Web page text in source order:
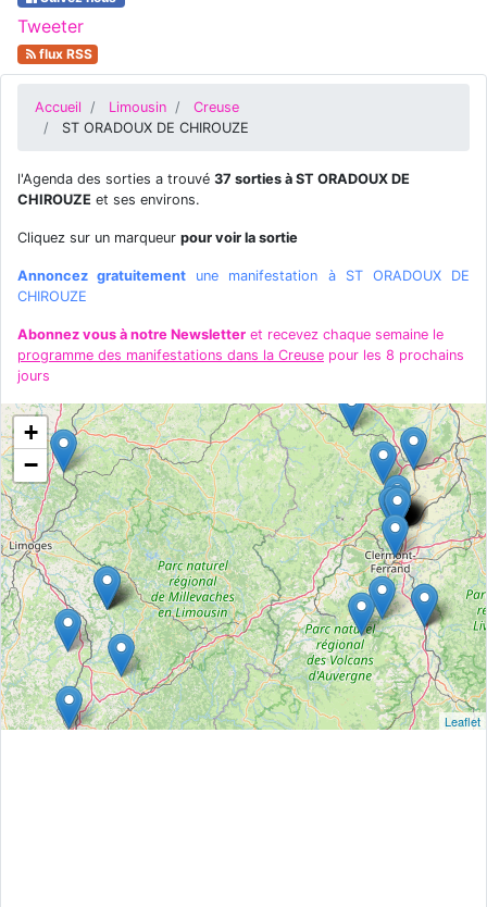
Tweeter
flux RSS
Accueil Limousin
Creuse
ST ORADOUX DE CHIROUZE
l'Agenda des sorties a trouvé 37 sorties à ST ORADOUX DE
CHIROUZE et ses environs.
Cliquez sur un marqueur pour voir la sortie
Annoncez gratuitement une manifestation à ST ORADOUX DE
CHIROUZE
Abonnez vous à notre Newsletter et recevez chaque semaine le
programme des manifestations dans la Creuse pour les 8 prochains
jours
+
−
Leaflet